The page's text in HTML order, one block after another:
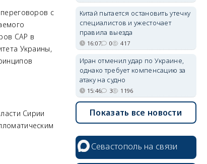
с
САР в
Украины,
Сирии
Китай пытается остановить утечку
специалистов и ужесточает
правила выезда
16:07 0 417
Иран отменил удар по Украине,
однако требует компенсацию за
атаку на судно
15:46 3 1196
Показать все новости
Севастополь на связи